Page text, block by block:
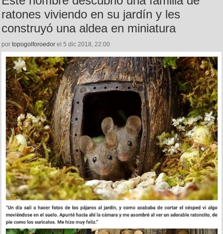
ratones viviendo en su jardín y les
construyó una aldea en miniatura
por topogolforoedor el 5 dic 2018, 22:00